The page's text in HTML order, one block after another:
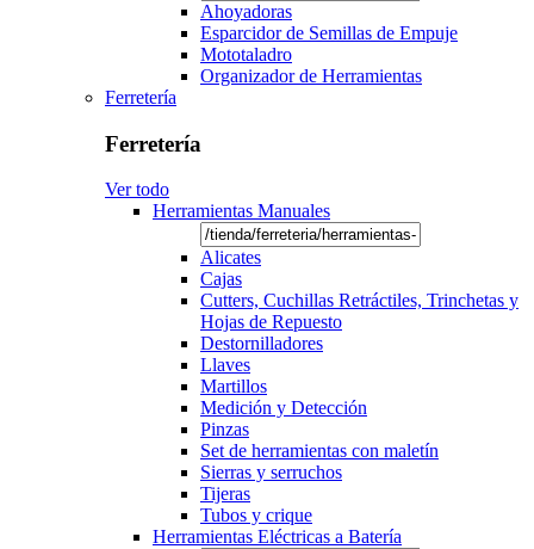
Ahoyadoras
Esparcidor de Semillas de Empuje
Mototaladro
Organizador de Herramientas
Ferretería
Ferretería
Ver todo
Herramientas Manuales
Alicates
Cajas
Cutters, Cuchillas Retráctiles, Trinchetas y
Hojas de Repuesto
Destornilladores
Llaves
Martillos
Medición y Detección
Pinzas
Set de herramientas con maletín
Sierras y serruchos
Tijeras
Tubos y crique
Herramientas Eléctricas a Batería